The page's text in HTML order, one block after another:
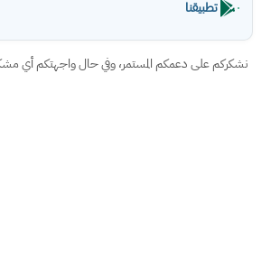
تطبيقنا
نشكركم على دعمكم المستمر، وفي حال واجهتكم أي